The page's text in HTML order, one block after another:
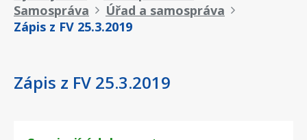
Samospráva
Úřad a samospráva
Zápis z FV 25.3.2019
Zápis z FV 25.3.2019